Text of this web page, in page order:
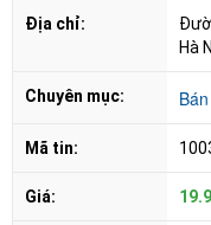
Địa chỉ:
Hà
Chuyên mục:
Mã tin:
Giá: